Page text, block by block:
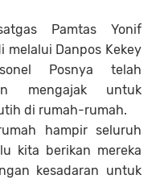
Pamtas Yonif
melalui Danpos Kekey
Posnya telah
mengajak untuk
di rumah-rumah.
hampir seluruh
kita berikan mereka
kesadaran untuk